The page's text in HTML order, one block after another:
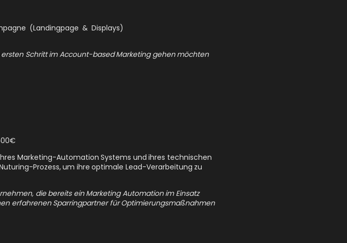
(Landingpage & Displays)
Schritt im Account-based Marketing gehen möchten
Marketing-Automation Systems und ihres technischen
Prozess, um ihre optimale Lead-Verarbeitung zu
die bereits ein Marketing Automation im Einsatz
erfahrenen Sparringpartner für Optimierungsmaßnahmen